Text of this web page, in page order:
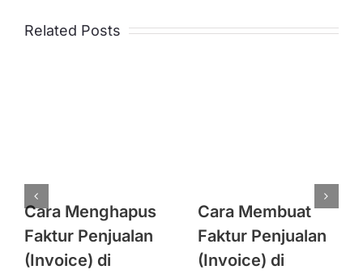
Related Posts
Cara Menghapus
Faktur Penjualan
(Invoice) di
Cara Membuat
Faktur Penjualan
(Invoice) di